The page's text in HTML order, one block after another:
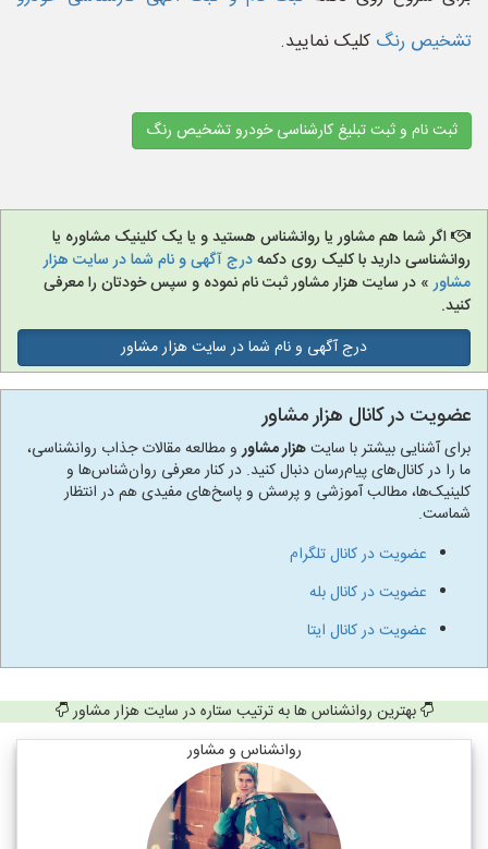
تشخیص رنگ کلیک نمایید.
ثبت نام و ثبت تبلیغ کارشناسی خودرو تشخیص رنگ
اگر شما هم مشاور یا روانشناس هستید و یا یک کلینیک مشاوره یا
روانشناسی دارید با کلیک روی دکمهدرج آگهی و نام شما در سایت هزار
مشاور» در سایت هزار مشاور ثبت نام نموده و سپس خودتان را معرفی
کنید.
درج آگهی و نام شما در سایت هزار مشاور
عضویت در کانال هزار مشاور
برای آشنایی بیشتر با سایتهزار مشاورو مطالعه مقالات جذاب روانشناسی،
ما را در کانال‌های پیام‌رسان دنبال کنید. در کنار معرفی روان‌شناس‌ها و
کلینیک‌ها، مطالب آموزشی و پرسش و پاسخ‌های مفیدی هم در انتظار
شماست.
عضویت در کانال تلگرام
عضویت در کانال بله
عضویت در کانال ایتا
بهترین روانشناس ها به ترتیب ستاره در سایت هزار مشاور
روانشناس و مشاور